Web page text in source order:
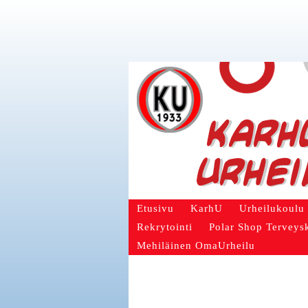
Etusivu KarhU
Urheilukoulu
Rekrytointi
Polar Shop
Mehiläinen OmaUrheilu